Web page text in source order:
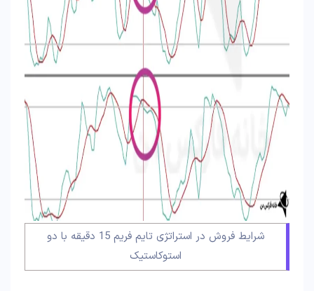
شرایط فروش در استراتژی تایم فریم 15 دقیقه با دو
استوکاستیک